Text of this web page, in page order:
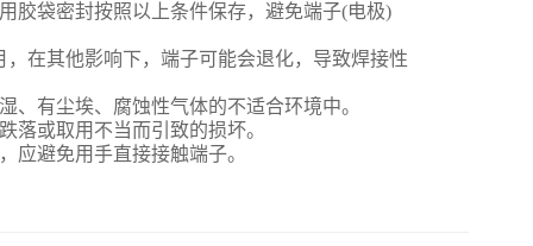
胶袋密封按照以上条件保存，避免端子(电极)
，在其他影响下，端子可能会退化，导致焊接性
、有尘埃、腐蚀性气体的不适合环境中。
落或取用不当而引致的损坏。
应避免用手直接接触端子。